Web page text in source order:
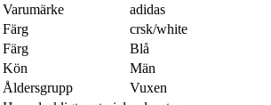
Varumärke
adidas
Färg
crsk/white
Färg
Blå
Kön
Män
Åldersgrupp
Vuxen